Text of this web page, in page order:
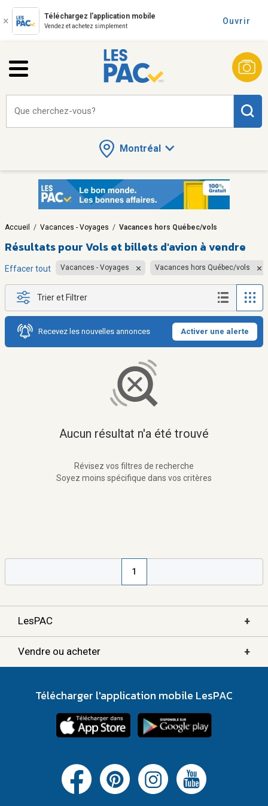
Téléchargez l'application mobile
Vendez et achetez simplement
Ouvrir
Montréal
Que cherchez-vous?
Accueil / Vacances - Voyages / Vacances hors Québec/vols
Résultats pourVols et billets d'avion à vendre
Effacer tout Vacances - Voyages Vacances hors Québec/vols
Trier et Filtrer
Recevez les nouvelles annonces Activer une alerte
Aucun résultat n'a été trouvé
Révisez vos filtres de recherche
Soyez moins spécifique dans vos critères
1
LesPAC +
Vendre ou acheter +
Télécharger l'application mobile LesPAC